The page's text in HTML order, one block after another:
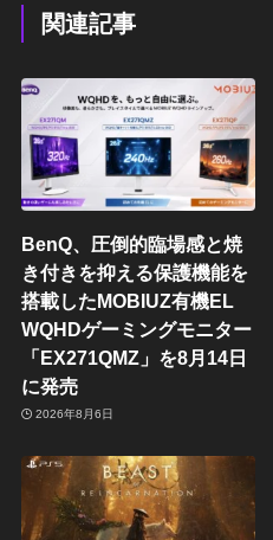
関連記事
BenQ、圧倒的臨場感と焼
き付きを抑える保護機能を
搭載したMOBIUZ有機EL
WQHDゲーミングモニター
「EX271QMZ」を8月14日
に発売
2026年8月6日